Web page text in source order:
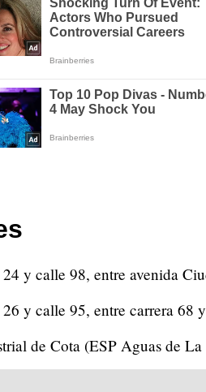
y calle 98, entre avenida
y calle 95, entre carrera 68
de Cota (ESP Aguas de La